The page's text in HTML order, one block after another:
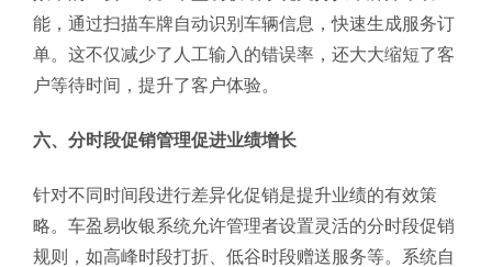
能，通过扫描车牌自动识别车辆信息，快速生成服务订
单。这不仅减少了人工输入的错误率，还大大缩短了客
户等待时间，提升了客户体验。
六、分时段促销管理促进业绩增长
针对不同时间段进行差异化促销是提升业绩的有效策
略。车盈易收银系统允许管理者设置灵活的分时段促销
规则，如高峰时段打折、低谷时段赠送服务等。系统自